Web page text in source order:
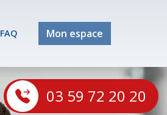
FAQ Mon espace
03 59 72 20 20